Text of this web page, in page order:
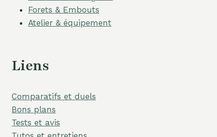
Forets & Embouts
Atelier & équipement
Liens
Comparatifs et duels
Bons plans
Tests et avis